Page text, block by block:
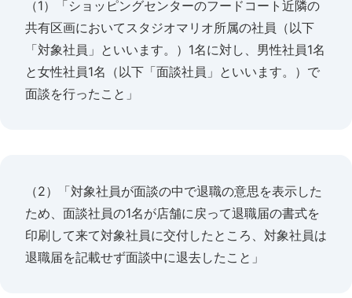
（1）「ショッピングセンターのフードコート近隣の
共有区画においてスタジオマリオ所属の社員（以下
「対象社員」といいます。）1名に対し、男性社員1名
と女性社員1名（以下「面談社員」といいます。）で
面談を行ったこと」
（2）「対象社員が面談の中で退職の意思を表示した
ため、面談社員の1名が店舗に戻って退職届の書式を
印刷して来て対象社員に交付したところ、対象社員は
退職届を記載せず面談中に退去したこと」